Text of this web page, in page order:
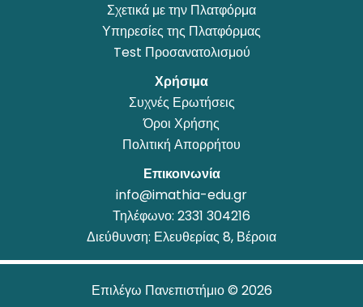
Σχετικά με την Πλατφόρμα
Υπηρεσίες της Πλατφόρμας
Test Προσανατολισμού
Χρήσιμα
Συχνές Ερωτήσεις
Όροι Χρήσης
Πολιτική Απορρήτου
Επικοινωνία
info@imathia-edu.gr
Τηλέφωνο: 2331 304216
Διεύθυνση: Ελευθερίας 8, Βέροια
Επιλέγω Πανεπιστήμιο © 2026